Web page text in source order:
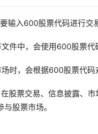
输入600股票代码进行交
件中，会使用600股票代
时，会根据600股票代码
股票交易、信息披露、
股票市场。